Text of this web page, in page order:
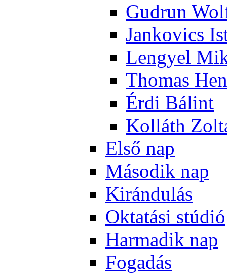
Gud­run
Jan­ko­vics
Len­gyel
Tho­mas
Ér­di Bá­lint
Kol­láth
El­ső nap
Má­so­dik nap
Ki­rán­du­lás
Ok­ta­tá­si stú­dió
Har­ma­dik nap
Fo­ga­dás